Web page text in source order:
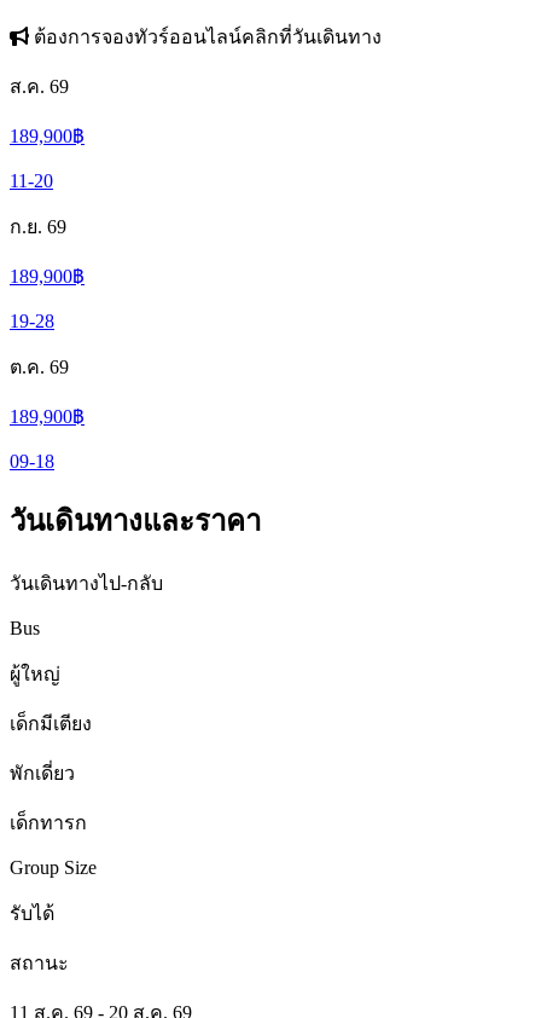
ต้องการจองทัวร์ออนไลน์คลิกที่วันเดินทาง
ส.ค. 69
189,900฿
11-20
ก.ย. 69
189,900฿
19-28
ต.ค. 69
189,900฿
09-18
วันเดินทางและราคา
วันเดินทางไป-กลับ
Bus
ผู้ใหญ่
เด็กมีเตียง
พักเดี่ยว
เด็กทารก
Group Size
รับได้
สถานะ
11 ส.ค. 69 - 20 ส.ค. 69